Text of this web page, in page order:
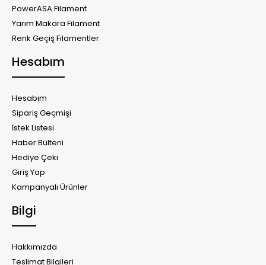
PowerASA Filament
Yarım Makara Filament
Renk Geçiş Filamentler
Hesabım
Hesabım
Sipariş Geçmişi
İstek Listesi
Haber Bülteni
Hediye Çeki
Giriş Yap
Kampanyalı Ürünler
Bilgi
Hakkımızda
Teslimat Bilgileri